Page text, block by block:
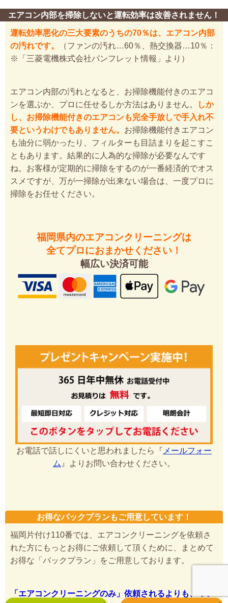
エアコン内部を掃除しないと運転効率は改善されません！
運転効率悪化の三大要素のうちの70％は、エアコン内部
の汚れです。
（ファンの汚れ…60％、熱交換器…10％：
※「三菱電機株式会社パンフレット情報」より）
エアコン内部の汚れとなると、お掃除機能付きのエアコ
ンを選ぶか、プロに任せるしか方法はありません。
しか
し、お掃除機能付きのエアコンも完全手放しで手入れ不
要というわけでもありません。 お掃除機能付きエアコン
も油分に弱かったり、フィルターも目詰まりを起こすこ
ともあります。結果的に人為的な掃除が必要なんです
ね。お客様が定期的に掃除をするのが一番経済的でオス
スメですが、万が一掃除が出来ない場合は、一度プロに
掃除をお任せください。
福岡県内のエアコンクリーニングは
全てプロにおまかせください！
幅広い決済可能
お電話で話しにくいと思われましたら『 メールフォー
ム 』よりお問い合わせください。
お得なパックプランもご用意しています！
福岡片付け110番では、エアコンクリーニングを依頼さ
れた方にもっとお得にご依頼して頂くために、まとめて
お得な「パックプラン」をご用意しております。
「エアコンクリーニングのみ」依頼されるよりも、つい